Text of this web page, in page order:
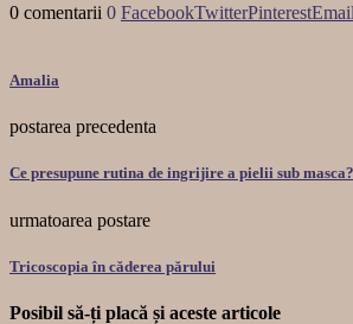
0 comentarii 0 FacebookTwitterPinterestEmail
Amalia
postarea precedenta
Ce presupune rutina de ingrijire a pielii sub masca?
urmatoarea postare
Tricoscopia în căderea părului
Posibil să-ți placă și aceste articole